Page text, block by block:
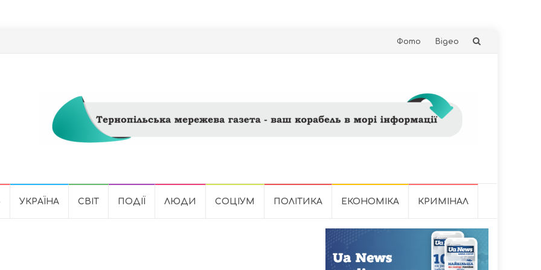
Skip
Фото Відео
УКРАЇНА СВІТ ПОДІЇ ЛЮДИ СОЦІУМ ПОЛІТИКА ЕКОНОМІКА КРИМІНАЛ